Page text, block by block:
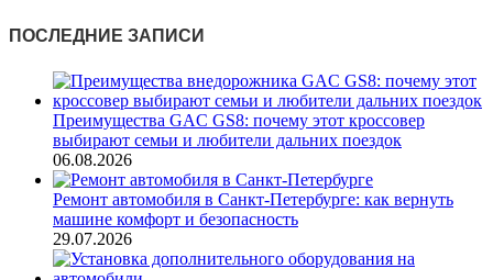
ПОСЛЕДНИЕ ЗАПИСИ
Преимущества GAC GS8: почему этот кроссовер
выбирают семьи и любители дальних поездок
06.08.2026
Ремонт автомобиля в Санкт‑Петербурге: как вернуть
машине комфорт и безопасность
29.07.2026